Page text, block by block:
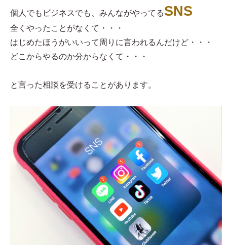
個人でもビジネスでも、みんながやってるSNS
全くやったことがなくて・・・
はじめたほうがいいって周りに言われるんだけど・・・
どこからやるのか分からなくて・・・
と言った相談を受けることがあります。